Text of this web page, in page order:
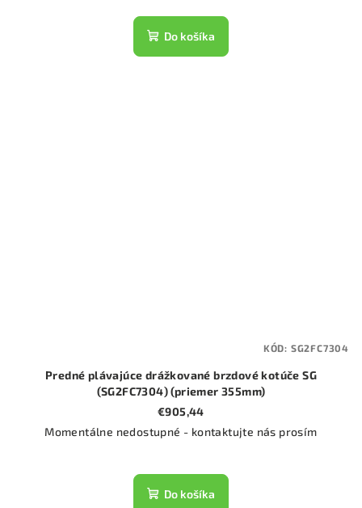
Do košíka
Predné plávajúce drážkované brzdové kotúče SG
(SG2FC7304) (priemer 355mm)
€905,44
Momentálne nedostupné - kontaktujte nás prosím
Do košíka
KÓD: SG2FC7304